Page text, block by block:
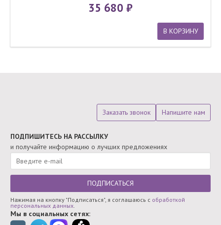
35 680
В КОРЗИНУ
Заказать звонок Напишите нам
ПОДПИШИТЕСЬ НА РАССЫЛКУ
и получайте информацию о лучших предложениях
ПОДПИСАТЬСЯ
Нажимая на кнопку "Подписаться", я соглашаюсь с обработкой
персональных данных.
Мы в социальных сетях: